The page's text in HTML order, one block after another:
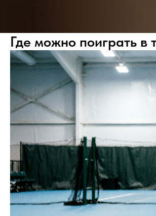
Где можно поиграть в